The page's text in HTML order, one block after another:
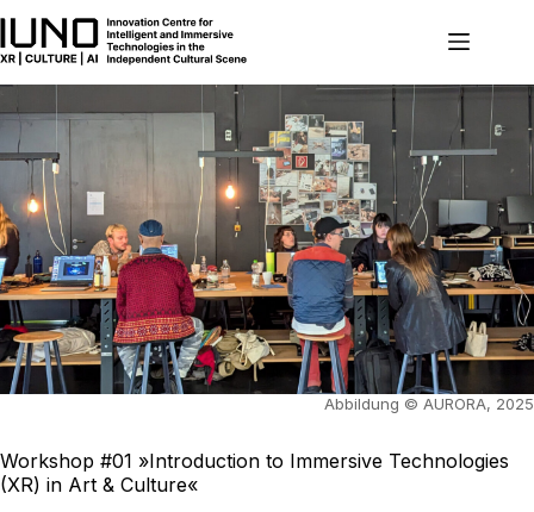
Inhalt
springen
Abbildung © AURORA, 2025
Workshop #01 »Introduction to Immersive Technologies
(XR) in Art & Culture«